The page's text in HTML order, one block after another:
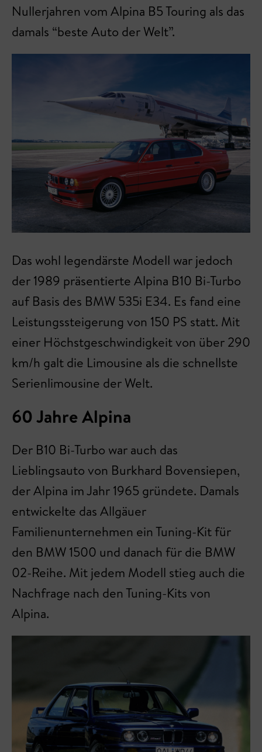
Nullerjahren vom Alpina B5 Touring als das
damals “beste Auto der Welt”.
Das wohl legendärste Modell war jedoch
der 1989 präsentierte Alpina B10 Bi-Turbo
auf Basis des BMW 535i E34. Es fand eine
Leistungssteigerung von 150 PS statt. Mit
einer Höchstgeschwindigkeit von über 290
km/h galt die Limousine als die schnellste
Serienlimousine der Welt.
60 Jahre Alpina
Der B10 Bi-Turbo war auch das
Lieblingsauto von Burkhard Bovensiepen,
der Alpina im Jahr 1965 gründete. Damals
entwickelte das Allgäuer
Familienunternehmen ein Tuning-Kit für
den BMW 1500 und danach für die BMW
02-Reihe. Mit jedem Modell stieg auch die
Nachfrage nach den Tuning-Kits von
Alpina.